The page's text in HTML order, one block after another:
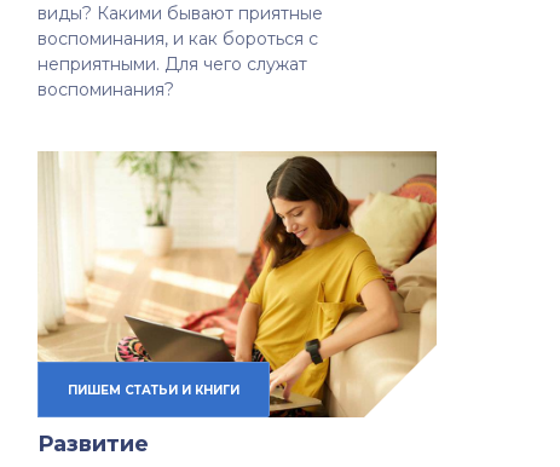
виды? Какими бывают приятные
воспоминания, и как бороться с
неприятными. Для чего служат
воспоминания?
ПИШЕМ СТАТЬИ И КНИГИ
Развитие